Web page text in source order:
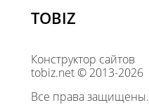
TOBIZ
Конструктор сайтов
tobiz.net © 2013-2026
Все права защищены.